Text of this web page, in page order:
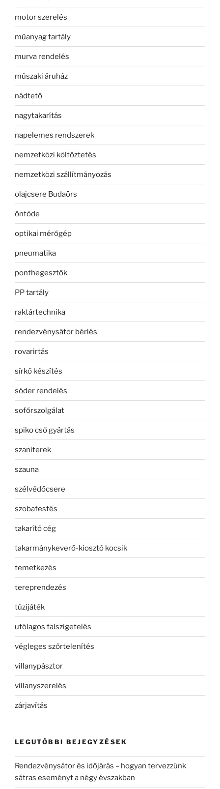
motor szerelés
műanyag tartály
murva rendelés
műszaki áruház
nádtető
nagytakarítás
napelemes rendszerek
nemzetközi költöztetés
nemzetközi szállítmányozás
olajcsere Budaörs
öntöde
optikai mérőgép
pneumatika
ponthegesztők
PP tartály
raktártechnika
rendezvénysátor bérlés
rovarirtás
sírkő készítés
sóder rendelés
sofőrszolgálat
spiko cső gyártás
szaniterek
szauna
szélvédőcsere
szobafestés
takarító cég
takarmánykeverő-kiosztó kocsik
temetkezés
tereprendezés
tűzijáték
utólagos falszigetelés
végleges szőrtelenítés
villanypásztor
villanyszerelés
zárjavítás
LEGUTÓBBI BEJEGYZÉSEK
Rendezvénysátor és időjárás – hogyan tervezzünk
sátras eseményt a négy évszakban